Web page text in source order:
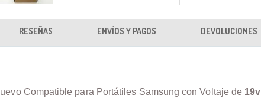
Compatible para Portátiles Samsung con Voltaje de 19v
RESEÑAS ENVÍOS Y PAGOS DEVOLUCIONES